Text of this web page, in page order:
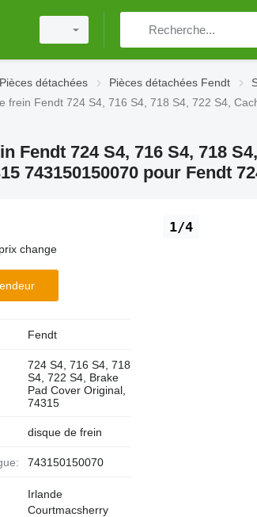
Pièces détachées Pièces détachées Fendt
frein Fendt 724 S4, 716 S4, 718 S4, 722 S4,
Fendt 724 S4, 716 S4, 718
743150150070 pour Fendt
1/4
change
Fendt
724 S4, 716 S4, 718
S4, 722 S4, Brake
Pad Cover Original,
74315
disque de frein
743150150070
Irlande
Courtmacsherry